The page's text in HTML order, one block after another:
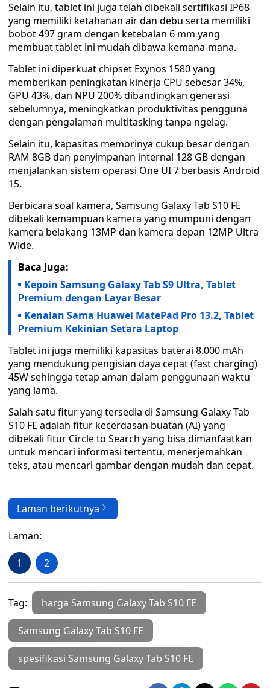
Selain itu, tablet ini juga telah dibekali sertifikasi IP68
yang memiliki ketahanan air dan debu serta memiliki
bobot 497 gram dengan ketebalan 6 mm yang
membuat tablet ini mudah dibawa kemana-mana.
Tablet ini diperkuat chipset Exynos 1580 yang
memberikan peningkatan kinerja CPU sebesar 34%,
GPU 43%, dan NPU 200% dibandingkan generasi
sebelumnya, meningkatkan produktivitas pengguna
dengan pengalaman multitasking tanpa ngelag.
Selain itu, kapasitas memorinya cukup besar dengan
RAM 8GB dan penyimpanan internal 128 GB dengan
menjalankan sistem operasi One UI 7 berbasis Android
15.
Berbicara soal kamera, Samsung Galaxy Tab S10 FE
dibekali kemampuan kamera yang mumpuni dengan
kamera belakang 13MP dan kamera depan 12MP Ultra
Wide.
Baca Juga:
Kepoin Samsung Galaxy Tab S9 Ultra, Tablet
Premium dengan Layar Besar
Kenalan Sama Huawei MatePad Pro 13.2, Tablet
Premium Kekinian Setara Laptop
Tablet ini juga memiliki kapasitas baterai 8.000 mAh
yang mendukung pengisian daya cepat (fast charging)
45W sehingga tetap aman dalam penggunaan waktu
yang lama.
Salah satu fitur yang tersedia di Samsung Galaxy Tab
S10 FE adalah fitur kecerdasan buatan (AI) yang
dibekali fitur Circle to Search yang bisa dimanfaatkan
untuk mencari informasi tertentu, menerjemahkan
teks, atau mencari gambar dengan mudah dan cepat.
Laman berikutnya
Laman:
1 2
Tag: harga Samsung Galaxy Tab S10 FE
Samsung Galaxy Tab S10 FE
spesifikasi Samsung Galaxy Tab S10 FE